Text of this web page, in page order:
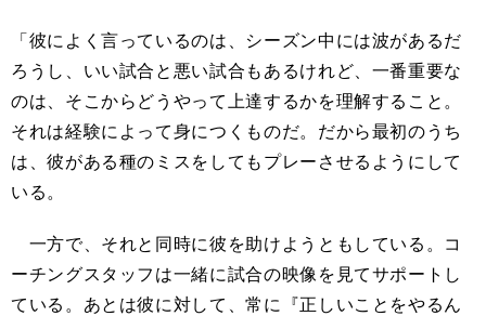
「彼によく言っているのは、シーズン中には波があるだ
ろうし、いい試合と悪い試合もあるけれど、一番重要な
のは、そこからどうやって上達するかを理解すること。
それは経験によって身につくものだ。だから最初のうち
は、彼がある種のミスをしてもプレーさせるようにして
いる。
一方で、それと同時に彼を助けようともしている。コ
ーチングスタッフは一緒に試合の映像を見てサポートし
ている。あとは彼に対して、常に『正しいことをやるん